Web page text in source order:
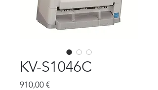
KV-S1046C
910,00 €Prix